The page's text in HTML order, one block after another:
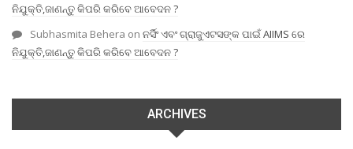
ନିଯୁକ୍ତି,ଜାଣନ୍ତୁ କିପରି କରିବେ ଆବେଦନ ?
Subhasmita Behera on ନର୍ସିଂ ଏବଂ ଗ୍ରାଜୁଏଟସଙ୍କ ପାଇଁ AIIMS ରେ
ନିଯୁକ୍ତି,ଜାଣନ୍ତୁ କିପରି କରିବେ ଆବେଦନ ?
ARCHIVES